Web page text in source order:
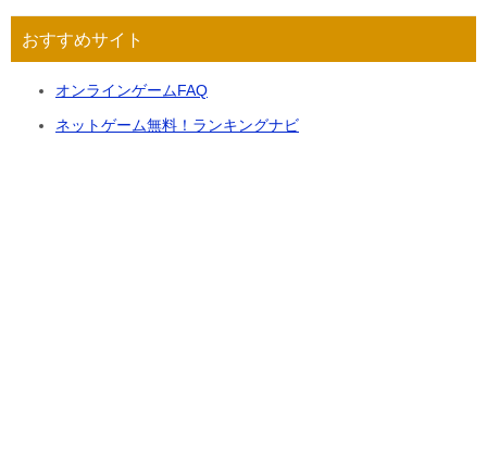
おすすめサイト
オンラインゲームFAQ
ネットゲーム無料！ランキングナビ